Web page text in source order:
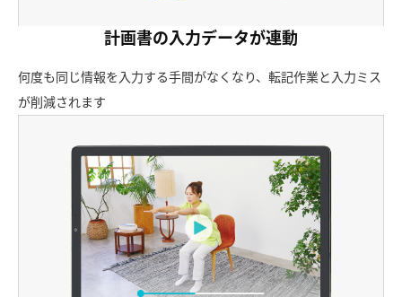
計画書の入力データが連動
何度も同じ情報を入力する手間がなくなり、転記作業と入力ミス
が削減されます